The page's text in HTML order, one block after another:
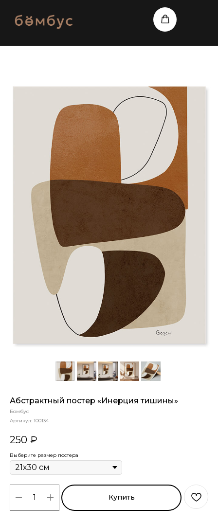
Абстрактный постер «Инерция тишины»
Бомбус
Артикул: 100134
250 ₽
Выберите размер постера
Купить